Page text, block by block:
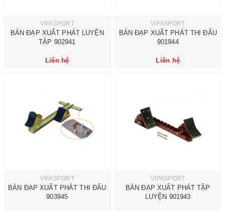
VIFASPORT
BÀN ĐẠP XUẤT PHÁT LUYỆN
TẬP 902941
Liên hệ
VIFASPORT
BÀN ĐẠP XUẤT PHÁT THI ĐẤU
901944
Liên hệ
VIFASPORT
BÀN ĐẠP XUẤT PHÁT THI ĐẤU
903945
VIFASPORT
BÀN ĐẠP XUẤT PHÁT TẬP
LUYỆN 901943